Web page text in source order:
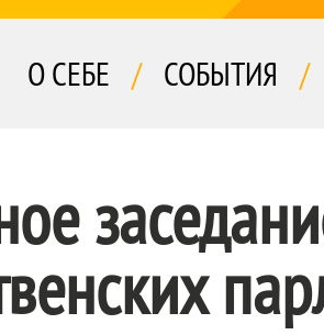
О СЕБЕ / СОБЫТИЯ /